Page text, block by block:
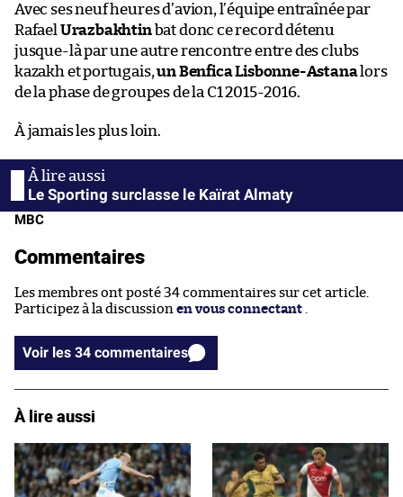
Avec ses neuf heures d’avion, l’équipe entraînée par
Rafael Urazbakhtinbat donc ce record détenu
jusque-là par une autre rencontre entre des clubs
kazakh et portugais,un Benfica Lisbonne-Astanalors
de la phase de groupes de la C1 2015-2016.
À jamais les plus loin.
Le Sporting surclasse le Kaïrat Almaty
MBC
Commentaires
Les membres ont posté 34 commentaires sur cet article.
Participez à la discussion en vous connectant
Voir les 34 commentaires
À lire aussi